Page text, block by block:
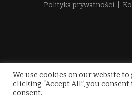
Polityka prywatności
We use cookies on our website
clicking “Accept All”, you
consent.